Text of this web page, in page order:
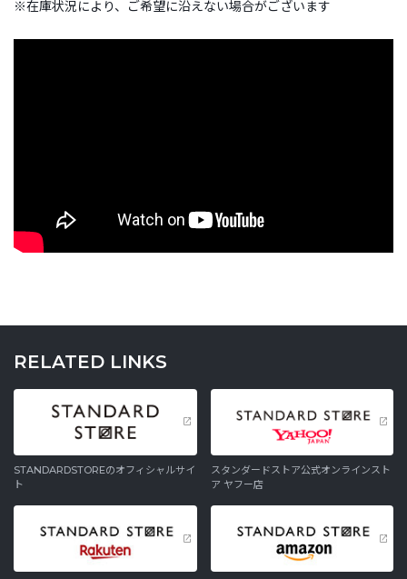
※在庫状況により、ご希望に沿えない場合がございます
RELATED LINKS
STANDARDSTOREのオフィシャルサイ
ト
スタンダードストア公式オンラインスト
ア ヤフー店